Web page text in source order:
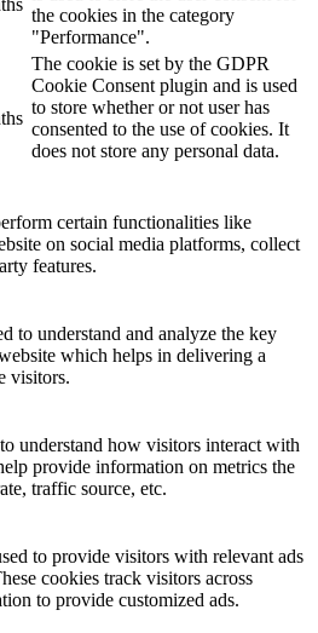
the cookies in the category
"Performance".
The cookie is set by the GDPR
Cookie Consent plugin and is used
to store whether or not user has
consented to the use of cookies. It
does not store any personal data.
certain functionalities like
on social media platforms, collect
features.
to understand and analyze the key
which helps in delivering a
visitors.
understand how visitors interact with
provide information on metrics the
traffic source, etc.
to provide visitors with relevant ads
cookies track visitors across
to provide customized ads.